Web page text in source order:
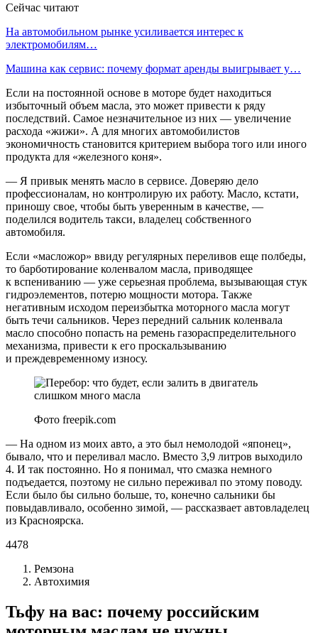
Сейчас читают
На автомобильном рынке усиливается интерес к
электромобилям…
Машина как сервис: почему формат аренды выигрывает у…
Если на постоянной основе в моторе будет находиться
избыточный объем масла, это может привести к ряду
последствий. Самое незначительное из них — увеличение
расхода «жижи». А для многих автомобилистов
экономичность становится критерием выбора того или иного
продукта для «железного коня».
— Я привык менять масло в сервисе. Доверяю дело
профессионалам, но контролирую их работу. Масло, кстати,
приношу свое, чтобы быть уверенным в качестве, —
поделился водитель такси, владелец собственного
автомобиля.
Если «масложор» ввиду регулярных переливов еще полбеды,
то барботирование коленвалом масла, приводящее
к вспениванию — уже серьезная проблема, вызывающая стук
гидроэлементов, потерю мощности мотора. Также
негативным исходом переизбытка моторного масла могут
быть течи сальников. Через передний сальник коленвала
масло способно попасть на ремень газораспределительного
механизма, привести к его проскальзыванию
и преждевременному износу.
Фото freepik.com
— На одном из моих авто, а это был немолодой «японец»,
бывало, что и переливал масло. Вместо 3,9 литров выходило
4. И так постоянно. Но я понимал, что смазка немного
подъедается, поэтому не сильно переживал по этому поводу.
Если было бы сильно больше, то, конечно сальники бы
повыдавливало, особенно зимой, — рассказвает автовладелец
из Красноярска.
4478
Ремзона
Автохимия
Тьфу на вас: почему российским